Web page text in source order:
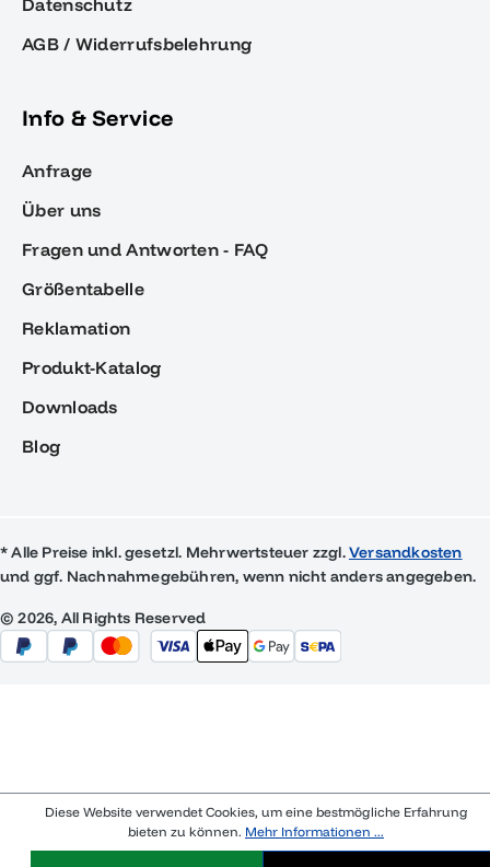
Datenschutz
AGB / Widerrufsbelehrung
Info & Service
Anfrage
Über uns
Fragen und Antworten - FAQ
Größentabelle
Reklamation
Produkt-Katalog
Downloads
Blog
* Alle Preise inkl. gesetzl. Mehrwertsteuer zzgl.Versandkosten
und ggf. Nachnahmegebühren, wenn nicht anders angegeben.
© 2026, All Rights Reserved
Diese Website verwendet Cookies, um eine bestmögliche Erfahrung
bieten zu können. Mehr Informationen ...